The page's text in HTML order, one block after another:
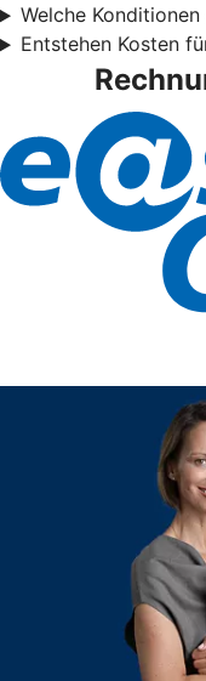
Welche
Entstehen Kosten